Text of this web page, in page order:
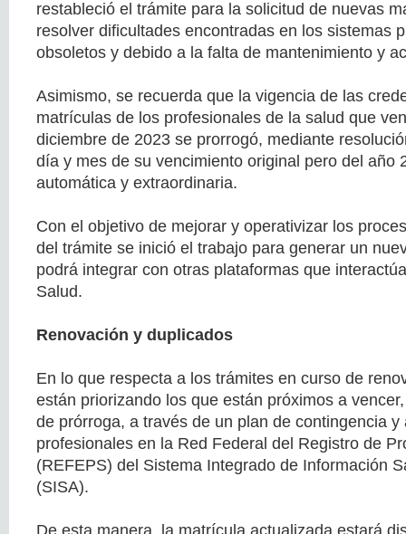
restableció el trámite para la solicitud de nuevas
resolver dificultades encontradas en los sistemas
obsoletos y debido a la falta de mantenimiento y
Asimismo, se recuerda que la vigencia de las
matrículas de los profesionales de la salud que
diciembre de 2023 se prorrogó, mediante
día y mes de su vencimiento original pero del año
automática y extraordinaria.
Con el objetivo de mejorar y operativizar los
del trámite se inició el trabajo para generar un
podrá integrar con otras plataformas que
Salud.
Renovación y duplicados
En lo que respecta a los trámites en curso de
están priorizando los que están próximos a
de prórroga, a través de un plan de contingencia
profesionales en la Red Federal del Registro de
(REFEPS) del Sistema Integrado de Información
(SISA).
De esta manera, la matrícula actualizada estará